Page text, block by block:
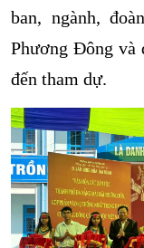
ban, ngành,
Phương Đông và
đến tham dự.